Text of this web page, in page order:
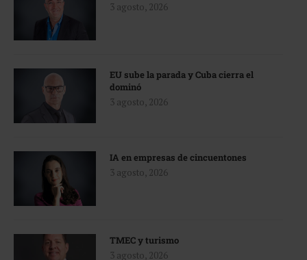
3 agosto, 2026
EU sube la parada y Cuba cierra el
dominó
3 agosto, 2026
IA en empresas de cincuentones
3 agosto, 2026
TMEC y turismo
3 agosto, 2026